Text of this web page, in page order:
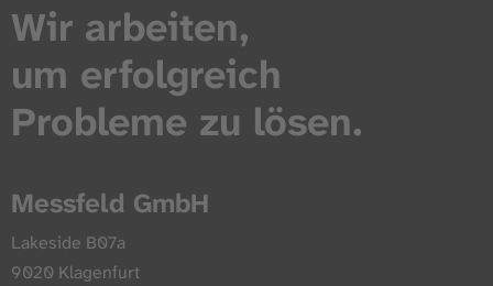
Wir arbeiten,
um erfolgreich
Probleme zu lösen.
Messfeld GmbH
Lakeside B07a
9020 Klagenfurt